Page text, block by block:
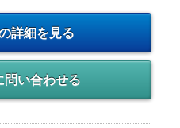
詳細を見る
問い合わせる